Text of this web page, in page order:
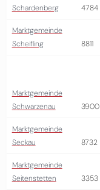
Schardenberg
4784
Marktgemeinde
Scheifling
8811
Marktgemeinde
Schwarzenau
3900
Marktgemeinde
Seckau
8732
Marktgemeinde
Seitenstetten
3353